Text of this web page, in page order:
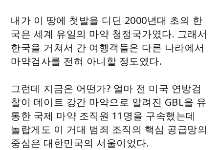
내가 이 땅에 첫발을 디딘 2000년대 초의 한
국은 세계 유일의 마약 청정국가였다. 그래서
한국을 거쳐서 간 여행객들은 다른 나라에서
마약검사를 전혀 아니할 정도였다.
그런데 지금은 어떤가? 얼마 전 미국 연방검
찰이 데이트 강간 마약으로 알려진 GBL을 유
통한 국제 마약 조직원 11명을 구속했는데
놀랍게도 이 거대 범죄 조직의 핵심 공급망의
중심은 대한민국의 서울이었다.